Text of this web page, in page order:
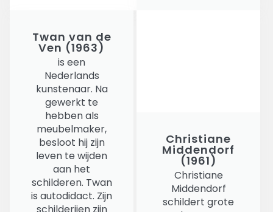
Twan van de
Ven (1963)
is een
Nederlands
kunstenaar. Na
gewerkt te
hebben als
meubelmaker,
besloot hij zijn
leven te wijden
aan het
schilderen. Twan
is autodidact. Zijn
Christiane
Middendorf
(1961)
Christiane
Middendorf
schildert grote